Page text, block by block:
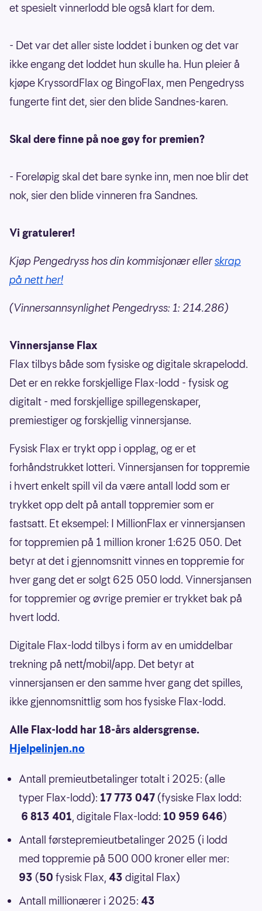
et spesielt vinnerlodd ble også klart for dem.
- Det var det aller siste loddet i bunken og det var
ikke engang det loddet hun skulle ha. Hun pleier å
kjøpe KryssordFlax og BingoFlax, men Pengedryss
fungerte fint det, sier den blide Sandnes-karen.
Skal dere finne på noe gøy for premien?
- Foreløpig skal det bare synke inn, men noe blir det
nok, sier den blide vinneren fra Sandnes.
Vi gratulerer!
Kjøp Pengedryss hos din kommisjonær ellerskrap
på nett her!
(Vinnersannsynlighet Pengedryss: 1: 214.286)
Vinnersjanse Flax
Flax tilbys både som fysiske og digitale skrapelodd.
Det er en rekke forskjellige Flax-lodd - fysisk og
digitalt - med forskjellige spillegenskaper,
premiestiger og forskjellig vinnersjanse.
Fysisk Flax er trykt opp i opplag, og er et
forhåndstrukket lotteri. Vinnersjansen for toppremie
i hvert enkelt spill vil da være antall lodd som er
trykket opp delt på antall toppremier som er
fastsatt. Et eksempel: I MillionFlax er vinnersjansen
for toppremien på 1 million kroner 1:625 050. Det
betyr at det i gjennomsnitt vinnes en toppremie for
hver gang det er solgt 625 050 lodd. Vinnersjansen
for toppremier og øvrige premier er trykket bak på
hvert lodd.
Digitale Flax-lodd tilbys i form av en umiddelbar
trekning på nett/mobil/app. Det betyr at
vinnersjansen er den samme hver gang det spilles,
ikke gjennomsnittlig som hos fysiske Flax-lodd.
Alle Flax-lodd har 18-års aldersgrense.
Hjelpelinjen.no
Antall premieutbetalinger totalt i 2025: (alle
typer Flax-lodd): 17 773 047 (fysiske Flax lodd:
6 813 401, digitale Flax-lodd: 10 959 646)
Antall førstepremieutbetalinger 2025 (i lodd
med toppremie på 500 000 kroner eller mer:
93 (50 fysisk Flax, 43 digital Flax)
Antall millionærer i 2025: 43